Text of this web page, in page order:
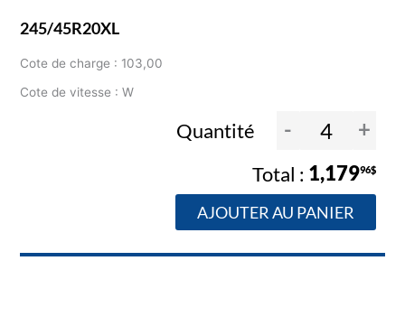
245/45R20XL
Cote de charge : 103,00
Cote de vitesse : W
Quantité - +
1,17996$
AJOUTER AU PANIER